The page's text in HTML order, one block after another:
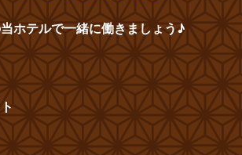
ホテルで一緒に働きましょう♪